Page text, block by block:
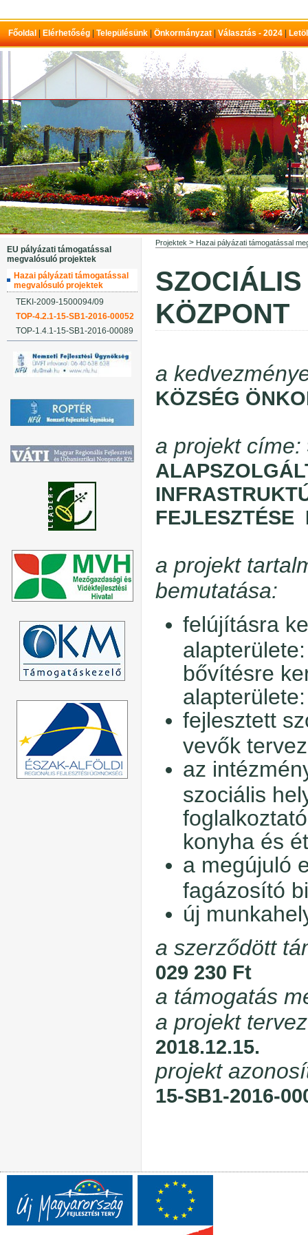
Főoldal Elérhetőség Településünk Önkormányzat Választás - 2024
EU pályázati támogatással
megvalósuló projektek
Hazai pályázati támogatással
megvalósuló projektek
TEKI-2009-1500094/09
TOP-4.2.1-15-SB1-2016-00052
TOP-1.4.1-15-SB1-2016-00089
Projektek > Hazai pályázati támogatással
KÖZPONT
a
KÖZSÉG
a projekt címe:
FEJLESZTÉSE
a projekt
bemutatása:
felújításra
bővítésre
fejlesztett
vevők
az
szociális
konyha és
a megújuló
fagázosító
új
a szerződött
029 230 Ft
a támogatás
a projekt
2018.12.15.
projekt
15-SB1-2016-